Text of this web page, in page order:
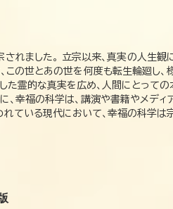
ました。 立宗以来、真実の人生観
この世とあの世を何度も転生輪廻し
た霊的な真実を広め、人間にとって
幸福の科学は、講演や書籍やメデ
ている現代において、幸福の科学は